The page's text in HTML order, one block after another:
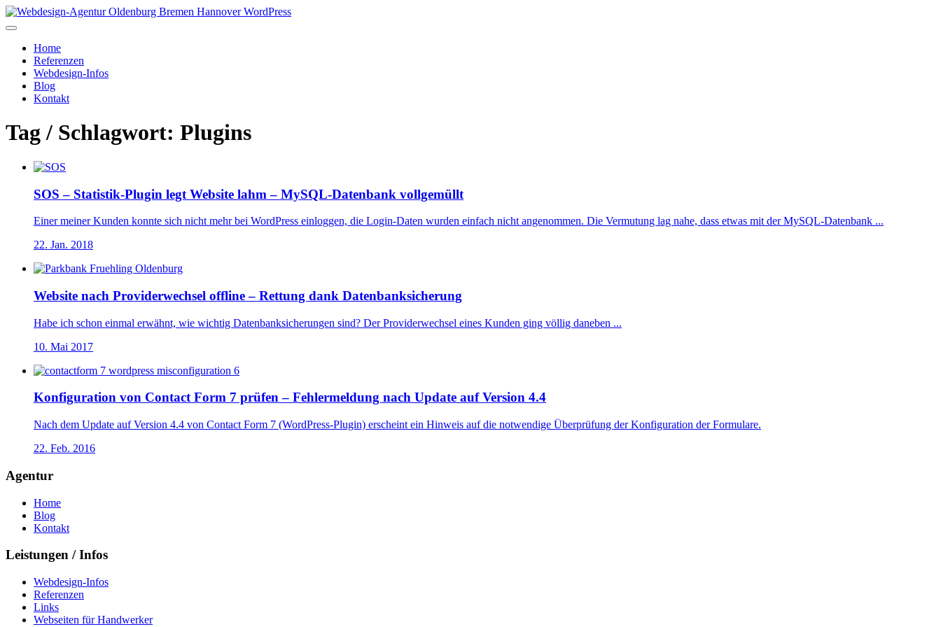
Home
Referenzen
Webdesign-Infos
Blog
Kontakt
Tag / Schlagwort: Plugins
SOS – Statistik-Plugin legt Website lahm – MySQL-Datenbank vollgemüllt
Einer meiner Kunden konnte sich nicht mehr bei WordPress einloggen, die Login-Daten wurden einfach nicht angenommen. Die Vermutung lag nahe, dass etwas mit der MySQL-Datenbank ...
22. Jan. 2018
Website nach Providerwechsel offline – Rettung dank Datenbanksicherung
Habe ich schon einmal erwähnt, wie wichtig Datenbanksicherungen sind? Der Providerwechsel eines Kunden ging völlig daneben ...
10. Mai 2017
Konfiguration von Contact Form 7 prüfen – Fehlermeldung nach Update auf Version 4.4
Nach dem Update auf Version 4.4 von Contact Form 7 (WordPress-Plugin) erscheint ein Hinweis auf die notwendige Überprüfung der Konfiguration der Formulare.
22. Feb. 2016
Agentur
Home
Blog
Kontakt
Leistungen / Infos
Webdesign-Infos
Referenzen
Links
Webseiten für Handwerker